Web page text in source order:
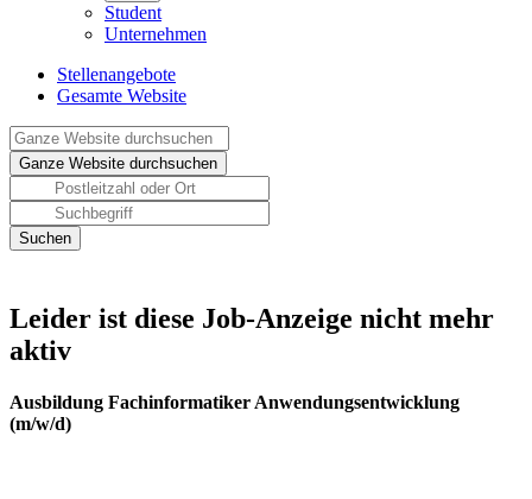
Student
Unternehmen
Stellenangebote
Gesamte Website
Leider ist diese Job-Anzeige nicht mehr
aktiv
Ausbildung Fachinformatiker Anwendungsentwicklung
(m/w/d)